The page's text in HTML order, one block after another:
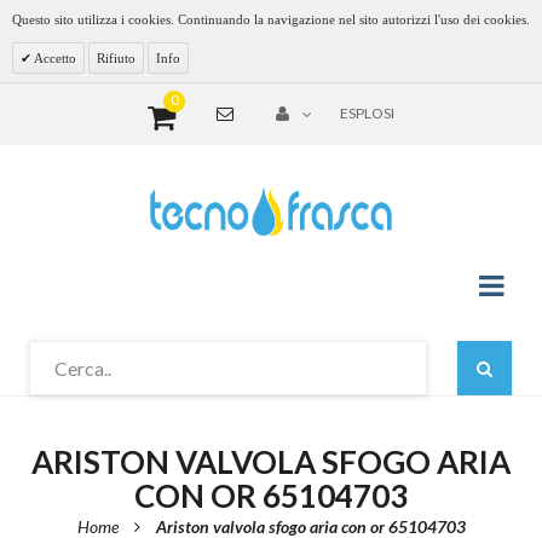
Questo sito utilizza i cookies. Continuando la navigazione nel sito autorizzi l'uso dei cookies.
Accetto Rifiuto Info
0
ESPLOSI
ARISTON VALVOLA SFOGO ARIA
CON OR 65104703
Home Ariston valvola sfogo aria con or 65104703